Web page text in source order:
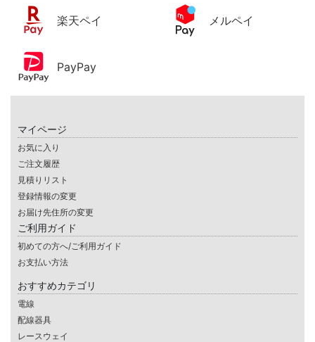
楽天ペイ メルペイ
PayPay
マイページ
お気に入り
ご注文履歴
見積りリスト
登録情報の変更
お届け先住所の変更
ご利用ガイド
初めての方へ/ご利用ガイド
お支払い方法
おすすめカテゴリ
電線
配線器具
レースウェイ